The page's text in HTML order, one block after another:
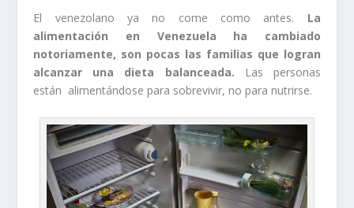
El venezolano ya no come como antes. La
alimentación en Venezuela ha cambiado
notoriamente, son pocas las familias que logran
alcanzar una dieta balanceada. Las personas
están alimentándose para sobrevivir, no para nutrirse.